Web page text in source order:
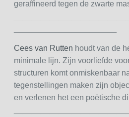
geraffineerd tegen de zwarte
Cees van Rutten houdt van de
minimale lijn. Zijn voorliefde
structuren komt onmiskenbaar
tegenstellingen maken zijn
en verlenen het een poëtische